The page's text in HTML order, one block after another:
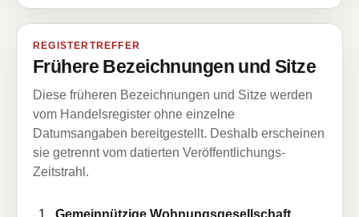
REGISTERTREFFER
Frühere Bezeichnungen und Sitze
Diese früheren Bezeichnungen und Sitze werden
vom Handelsregister ohne einzelne
Datumsangaben bereitgestellt. Deshalb erscheinen
sie getrennt vom datierten Veröffentlichungs-
Zeitstrahl.
Gemeinnützige Wohnungsgesellschaft